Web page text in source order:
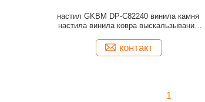
настил GKBM DP-C82240 винила камня
настила винила ковра выскальзывания
контакт
1